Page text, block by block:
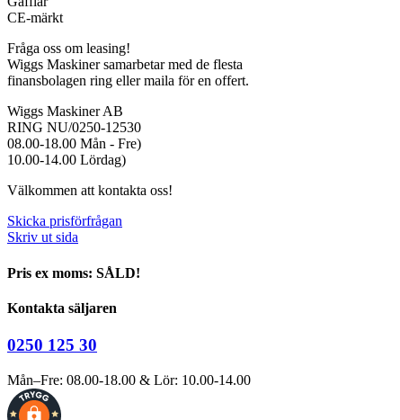
CE-märkt
Fråga oss om leasing!
Wiggs Maskiner samarbetar med de flesta
finansbolagen ring eller maila för en offert.
Wiggs Maskiner AB
RING NU/0250-12530
08.00-18.00 Mån - Fre)
10.00-14.00 Lördag)
Välkommen att kontakta oss!
Skicka prisförfrågan
Skriv ut sida
Pris ex moms: SÅLD!
Kontakta säljaren
0250 125 30
Mån–Fre: 08.00-18.00 & Lör: 10.00-14.00